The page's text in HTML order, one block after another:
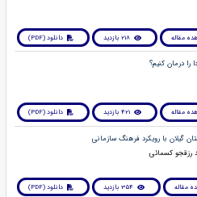
مقاله 218 بازدید دانلود (PDF)
مقاله 421 بازدید دانلود (PDF)
رزقجو کسمائی
مقاله 354 بازدید دانلود (PDF)